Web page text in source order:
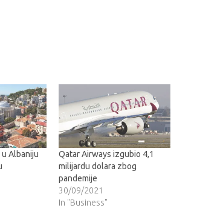
u Albaniju
Qatar Airways izgubio 4,1
milijardu dolara zbog
pandemije
30/09/2021
In "Business"